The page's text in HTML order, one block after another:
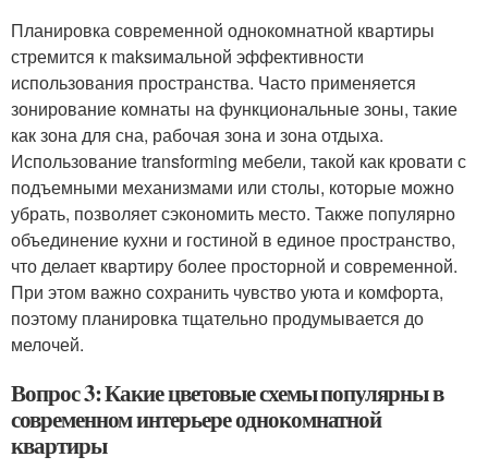
Планировка современной однокомнатной квартиры
стремится к maksимальной эффективности
использования пространства. Часто применяется
зонирование комнаты на функциональные зоны, такие
как зона для сна, рабочая зона и зона отдыха.
Использование transforming мебели, такой как кровати с
подъемными механизмами или столы, которые можно
убрать, позволяет сэкономить место. Также популярно
объединение кухни и гостиной в единое пространство,
что делает квартиру более просторной и современной.
При этом важно сохранить чувство уюта и комфорта,
поэтому планировка тщательно продумывается до
мелочей.
Вопрос 3: Какие цветовые схемы популярны в
современном интерьере однокомнатной
квартиры